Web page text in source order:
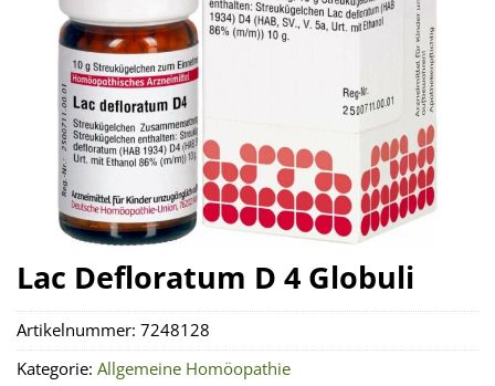
Lac Defloratum D 4 Globuli
Artikelnummer: 7248128
Kategorie: Allgemeine Homöopathie